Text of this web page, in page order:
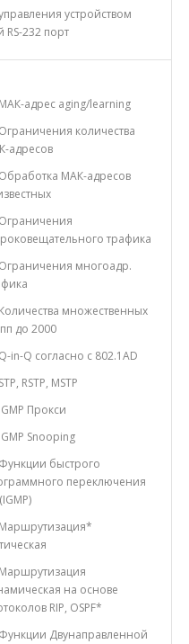
устройством
RS-232 порт
MAК-адрес aging/learning
Ограничения количества
адресов
Обработка МАК-адресов
Ограничения
трафика
Ограничения многоадр.
Количества множественных
до 2000
Q-in-Q согласно с 802.1AD
STP, RSTP, MSTP
IGMP Прокси
IGMP Snooping
Функции быстрого
переключения
Маршрутизация*
Маршрутизация
на основе
RIP, OSPF*
Функции Двунаправленной